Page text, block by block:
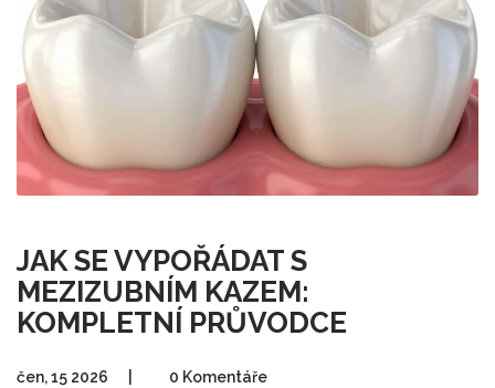
JAK SE VYPOŘÁDAT S
MEZIZUBNÍM KAZEM:
KOMPLETNÍ PRŮVODCE
čen, 15 2026 0 Komentáře